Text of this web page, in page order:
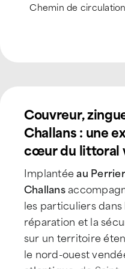
Systèmes anti-volatiles
Challans : une
cœur du littoral
Implantée au Perrier
Challans
les particuliers
réparation et la
sur un territoire
le nord-ouest
atlantique, de Saint-